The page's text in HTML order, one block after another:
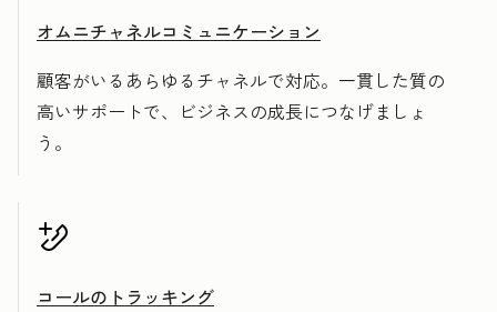
オムニチャネルコミュニケーション
顧客がいるあらゆるチャネルで対応。一貫した質の
高いサポートで、ビジネスの成長につなげましょ
う。
コールのトラッキング